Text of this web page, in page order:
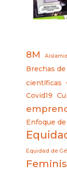
8M
Brechas
científicas
Covid19
Enfoque
Equidad de